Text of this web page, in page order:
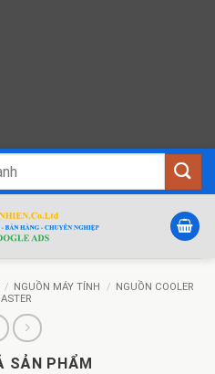
/ NGUỒN MÁY TÍNH /
NGUỒN COOLER
SẢN PHẨM